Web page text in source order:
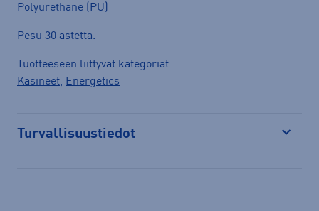
Polyurethane (PU)
Pesu 30 astetta.
Tuotteeseen liittyvät kategoriat
Käsineet, Energetics
Turvallisuustiedot